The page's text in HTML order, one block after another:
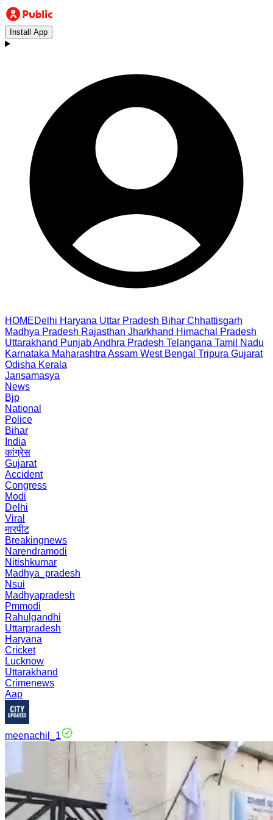
Install App
HOMEDelhi Haryana Uttar Pradesh Bihar Chhattisgarh
Madhya Pradesh Rajasthan Jharkhand Himachal Pradesh
Uttarakhand PunjabAndhra Pradesh Telangana Tamil Nadu
Karnataka Maharashtra Assam West Bengal Tripura Gujarat
Odisha Kerala
Jansamasya
News
Bjp
National
Police
Bihar
India
कांग्रेस
Gujarat
Accident
Congress
Modi
Delhi
Viral
मारपीट
Breakingnews
Narendramodi
Nitishkumar
Madhya_pradesh
Nsui
Madhyapradesh
Pmmodi
Rahulgandhi
Uttarpradesh
Haryana
Cricket
Lucknow
Uttarakhand
Crimenews
Aap
meenachil_1